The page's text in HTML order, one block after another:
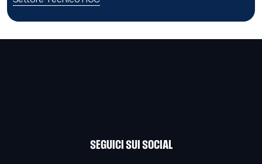
SEGUICI SUI SOCIAL